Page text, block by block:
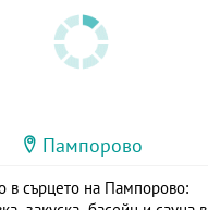
Пампорово
в сърцето на Пампорово: